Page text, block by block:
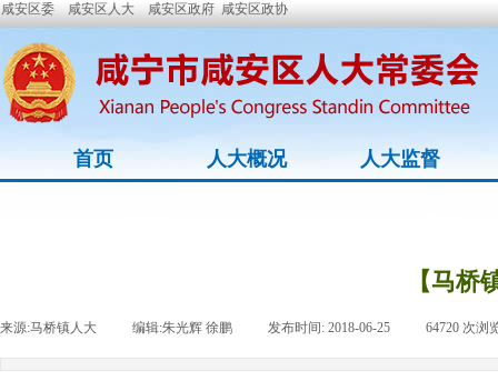
咸安区委 咸安区人大 咸安区政府 咸安区政协
首页 人大概况 人大监督
【马
来源:马桥镇人大 编辑:朱光辉 徐鹏 发布时间: 2018-06-25 64720 次浏